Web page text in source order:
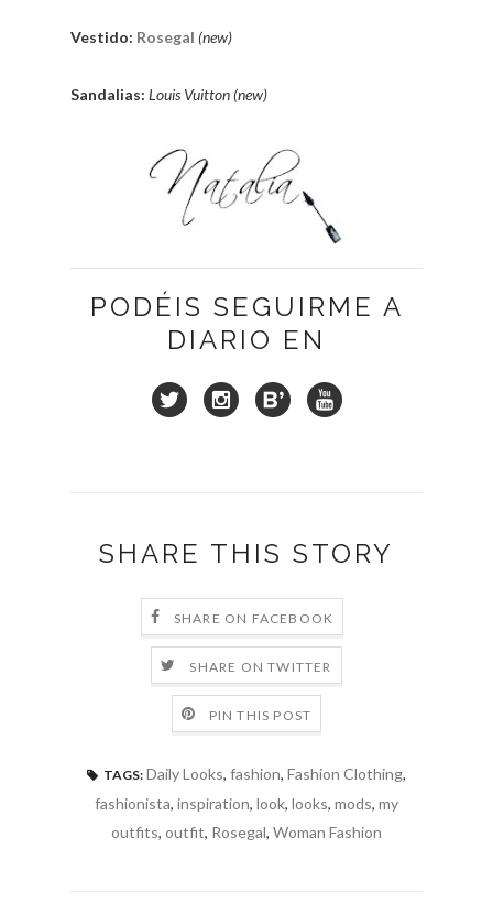
Vestido: Rosegal (new)
Sandalias: Louis Vuitton (new)
PODÉIS SEGUIRME A
DIARIO EN
SHARE THIS STORY
SHARE ON FACEBOOK
SHARE ON TWITTER
PIN THIS POST
TAGS: Daily Looks, fashion, Fashion Clothing,
fashionista, inspiration, look, looks, mods, my
outfits, outfit, Rosegal, Woman Fashion